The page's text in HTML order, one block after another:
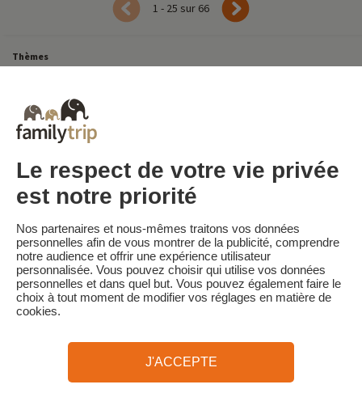
1 - 25 sur 66
Thèmes
Court séjour de dernière minute
Court séjour Insolite
Destinations
Vacances au Ski en France
Familytrip
Qui sommes-nous?
CGV et Charte de Confidentialité
La Presse parle de nous
Partenaires FAQ Blog Plan du site
Paiement sécurisé Réalisé par Sooyoos
Besoin d’aide ? 09 72 26 99 33
Le respect de votre vie privée
est notre priorité
Nos partenaires et nous-mêmes traitons vos données
personnelles afin de vous montrer de la publicité, comprendre
notre audience et offrir une expérience utilisateur
personnalisée. Vous pouvez choisir qui utilise vos données
personnelles et dans quel but. Vous pouvez également faire le
choix à tout moment de modifier vos réglages en matière de
cookies.
J'ACCEPTE